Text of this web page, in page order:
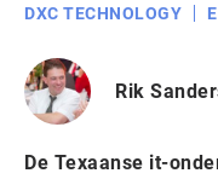
DXC TECHNOLOGY
Rik
De Texaanse it-